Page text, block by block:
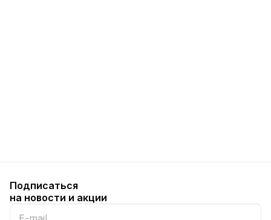
Подписаться
на новости и акции